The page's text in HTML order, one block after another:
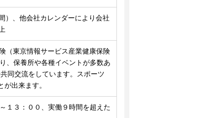
）、他会社カレンダーにより会社
（東京情報サービス産業健康保険
、保養所や各種イベントが多数あ
同交流をしています。スポーツ
出来ます。
１３：００、実働９時間を超えた